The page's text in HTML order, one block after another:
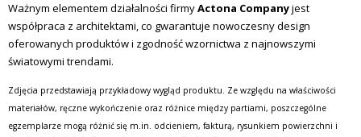
Ważnym elementem działalności firmyActona Companyjest
współpraca z architektami, co gwarantuje nowoczesny design
oferowanych produktów i zgodność wzornictwa z najnowszymi
światowymi trendami.
Zdjęcia przedstawiają przykładowy wygląd produktu. Ze względu na właściwości
materiałów, ręczne wykończenie oraz różnice między partiami, poszczególne
egzemplarze mogą różnić się m.in. odcieniem, fakturą, rysunkiem powierzchni i